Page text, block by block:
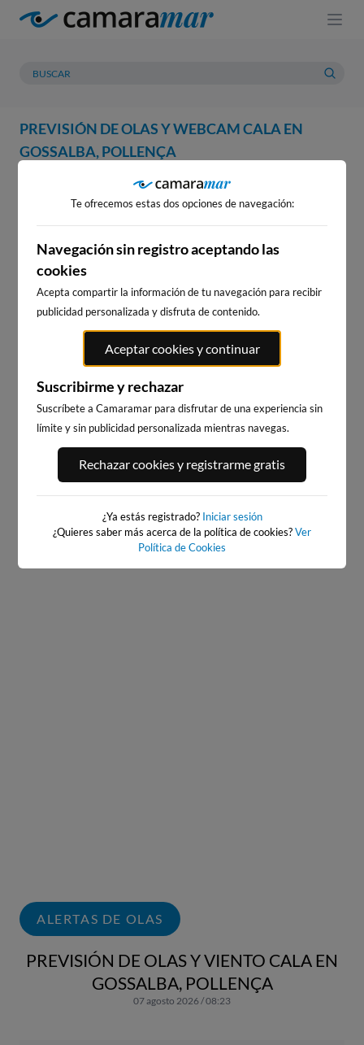
PREVISIÓN DE OLAS Y WEBCAM CALA EN
GOSSALBA, POLLENÇA
PREVISIÓN METEOROLOGÍA
WEBCAM CALA EN GOSSALBA,
POLLENÇA
WEBCAMS CERCANAS
PORT ANDRATX
81km · Andratx
PLAYA DE SITGES
0.0 m CHOPI
ALERTAS DE OLAS
PREVISIÓN DE OLAS Y VIENTO CALA EN
GOSSALBA, POLLENÇA
07 agosto 2026 / 08:23
Te ofrecemos estas dos opciones de navegación:
Navegación sin registro aceptando las
cookies
Acepta compartir la información de tu navegación para recibir
publicidad personalizada y disfruta de contenido.
Aceptar cookies y continuar
Suscribirme y rechazar
Suscríbete a Camaramar para disfrutar de una experiencia sin
límite y sin publicidad personalizada mientras navegas.
Rechazar cookies y registrarme gratis
¿Ya estás registrado? Iniciar sesión
¿Quieres saber más acerca de la política de cookies?Ver
Política de Cookies